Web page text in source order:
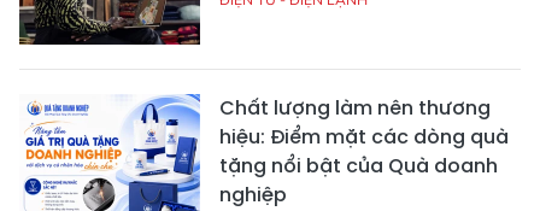
Chất lượng làm nên thương
hiệu: Điểm mặt các dòng quà
tặng nổi bật của Quà doanh
nghiệp